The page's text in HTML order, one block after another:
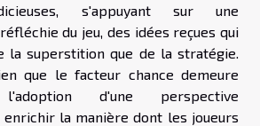
s'appuyant sur une
du jeu, des idées reçues qui
la superstition que de la stratégie.
que le facteur chance demeure
l'adoption d'une perspective
la manière dont les joueurs